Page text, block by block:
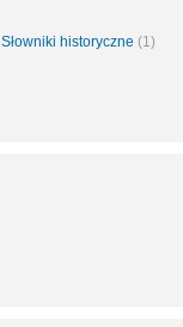
Słowniki historyczne (1)